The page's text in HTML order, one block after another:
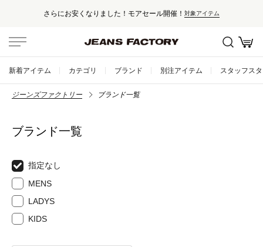
さらにお安くなりました！モアセール開催！ 対象アイテム
新着アイテム カテゴリ ブランド 別注アイテム スタッフス
ジーンズファクトリー ブランド一覧
ブランド一覧
指定なし
MENS
LADYS
KIDS